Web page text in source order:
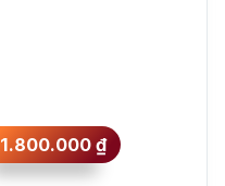
1.800.000₫